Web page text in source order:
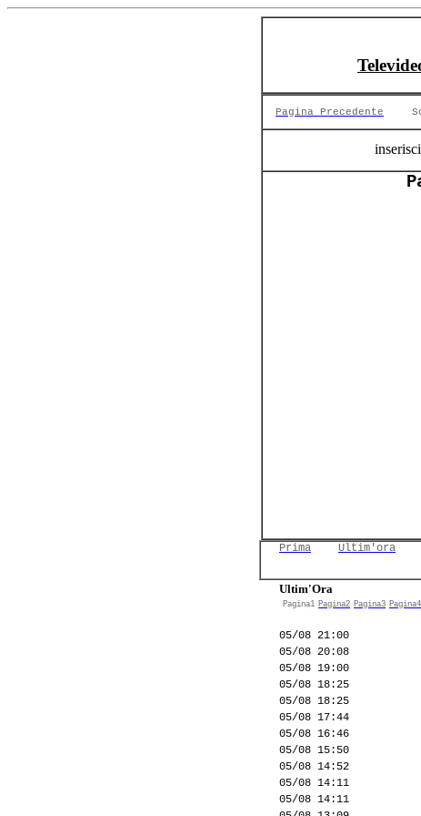
Pagina Precedente
Prima Ultim'ora
Ultim'Ora
Pagina1 Pagina2 Pagina3 Pagina4
05/08 21:00
05/08 20:08
05/08 19:00
05/08 18:25
05/08 18:25
05/08 17:44
05/08 16:46
05/08 15:50
05/08 14:52
05/08 14:11
05/08 14:11